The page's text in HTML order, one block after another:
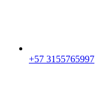
+57 3155765997